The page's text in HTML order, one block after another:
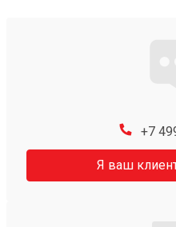
+7
Я ваш